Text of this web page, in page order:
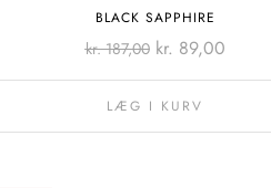
BLACK SAPPHIRE
kr.187,00 kr. 89,00
LÆG I KURV